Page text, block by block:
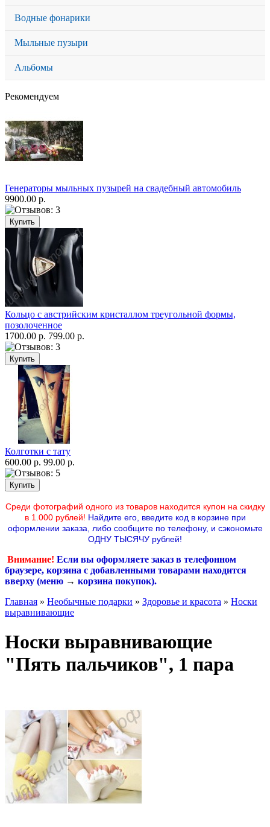
Водные фонарики
Мыльные пузыри
Альбомы
Рекомендуем
Генераторы мыльных пузырей на свадебный автомобиль
9900.00 р.
Кольцо с австрийским кристаллом треугольной формы,
позолоченное
1700.00 р. 799.00 р.
Колготки с тату
600.00 р. 99.00 р.
Среди фотографий одного из товаров находится купон на скидку
в 1.000 рублей! Найдите его, введите код в корзине при
оформлении заказа, либо сообщите по телефону, и сэкономьте
ОДНУ ТЫСЯЧУ рублей!
Внимание! Если вы оформляете заказ в телефонном
браузере, корзина с добавленными товарами находится
вверху (меню → корзина покупок).
Главная » Необычные подарки » Здоровье и красота » Носки
выравнивающие
Носки выравнивающие
"Пять пальчиков", 1 пара